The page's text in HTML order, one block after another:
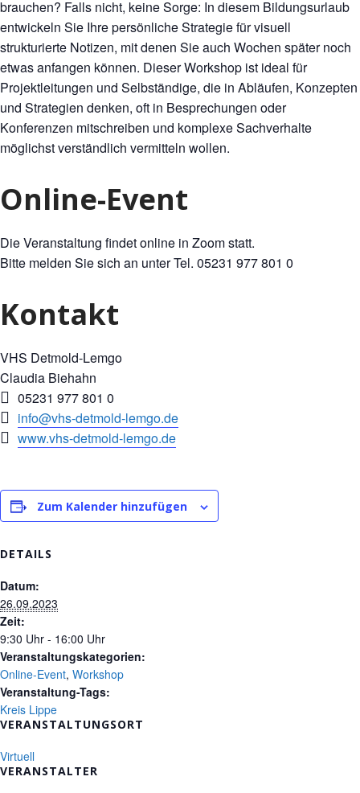
brauchen? Falls nicht, keine Sorge: In diesem Bildungsurlaub
entwickeln Sie Ihre persönliche Strategie für visuell
strukturierte Notizen, mit denen Sie auch Wochen später noch
etwas anfangen können. Dieser Workshop ist ideal für
Projektleitungen und Selbständige, die in Abläufen, Konzepten
und Strategien denken, oft in Besprechungen oder
Konferenzen mitschreiben und komplexe Sachverhalte
möglichst verständlich vermitteln wollen.
Online-Event
Die Veranstaltung findet online in Zoom statt.
Bitte melden Sie sich an unter Tel. 05231 977 801 0
Kontakt
VHS Detmold-Lemgo
Claudia Biehahn
05231 977 801 0
info@vhs-detmold-lemgo.de
www.vhs-detmold-lemgo.de
Zum Kalender hinzufügen
DETAILS
Datum:
26.09.2023
Zeit:
9:30 Uhr - 16:00 Uhr
Veranstaltungskategorien:
Online-Event, Workshop
Veranstaltung-Tags:
Kreis Lippe
VERANSTALTUNGSORT
Virtuell
VERANSTALTER